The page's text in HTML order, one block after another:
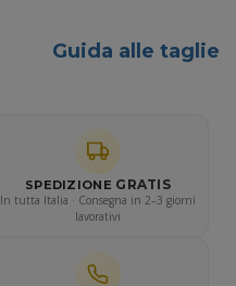
Guida alle taglie
SPEDIZIONE GRATIS
In tutta Italia · Consegna in 2–3 giorni
lavorativi